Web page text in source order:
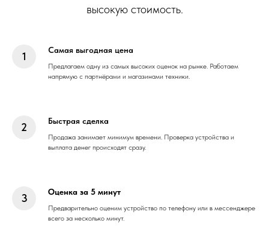
высокую стоимость.
Самая выгодная цена
Предлагаем одну из самых высоких оценок на рынке. Работаем
напрямую с партнёрами и магазинами техники.
Быстрая сделка
Продажа занимает минимум времени. Проверка устройства и
выплата денег происходят сразу.
Оценка за 5 минут
Предварительно оценим устройство по телефону или в мессенджере
всего за несколько минут.